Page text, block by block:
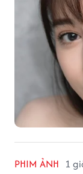
PHIM ẢNH 1